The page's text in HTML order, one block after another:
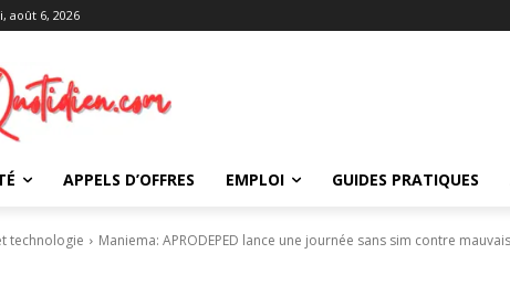
août 6, 2026
APPELS D’OFFRES EMPLOI GUIDES PRATIQUES
technologie Maniema: APRODEPED lance une journée sans sim contre